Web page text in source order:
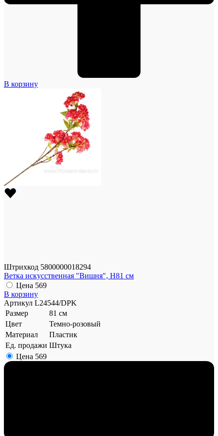
В корзину
Штрихкод 5800000018294
Ветка искусственная "Вишня", H81 см
Цена 569
В корзину
Артикул L24544/DPK
Размер
81 см
Цвет
Темно-розовый
Материал
Пластик
Ед. продажи Штука
Цена 569